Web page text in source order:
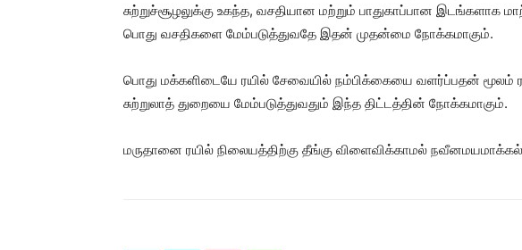
சுற்றுச்சூழலுக்கு உகந்த, வசதியான மற்றும் பாதுகாப்பான இடங்களாக
பொது வசதிகளை மேம்படுத்துவதே இதன் முதன்மை நோக்கமாகும்.
பொது மக்களிடையே ரயில் சேவையில் நம்பிக்கையை வளர்ப்பதன் மூலம்
சுற்றுலாத் துறையை மேம்படுத்துவதும் இந்த திட்டத்தின் நோக்கமாகும்.
மருதானை ரயில் நிலையத்திற்கு தீங்கு விளைவிக்காமல்